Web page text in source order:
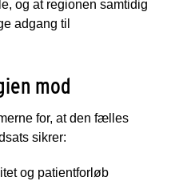
og at regionen samtidig
adgang til
mod
for, at den fælles
sikrer:
og patientforløb